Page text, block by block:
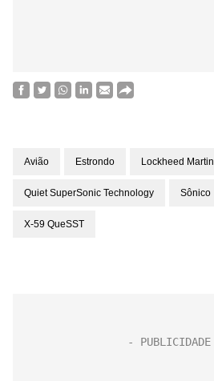
Avião Estrondo Lockheed Martin
Quiet SuperSonic Technology Sônico
X-59 QueSST